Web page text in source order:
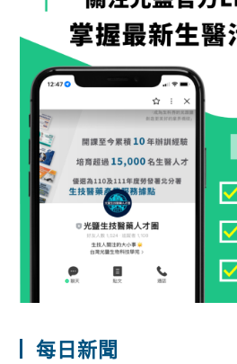
每日新聞